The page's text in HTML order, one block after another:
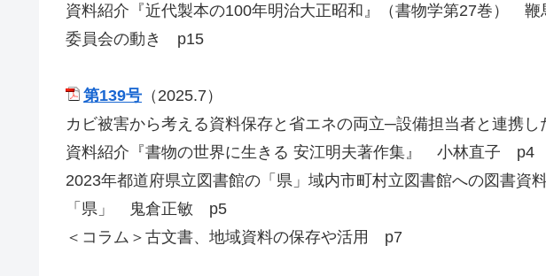
資料紹介『近代製本の100年明治大正昭和』（書物学第27巻）
委員会の動き p15
第139号 （2025.7）
カビ被害から考える資料保存と省エネの両立─設備担当者と連
資料紹介『書物の世界に生きる 安江明夫著作集』 小林直子 p4
2023年都道府県立図書館の「県」域内市町村立図書館への図書
「県」 鬼倉正敏 p5
＜コラム＞古文書、地域資料の保存や活用 p7